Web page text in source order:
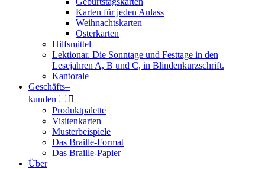
Karten für jeden Anlass
Weihnachtskarten
Osterkarten
Hilfsmittel
Lektionar. Die Sonntage und Festtage in den
Lesejahren A, B und C, in Blindenkurzschrift.
Kantorale
Geschäfts­–
kunden

Produktpalette
Visitenkarten
Musterbeispiele
Das Braille-Format
Das Braille-Papier
Über